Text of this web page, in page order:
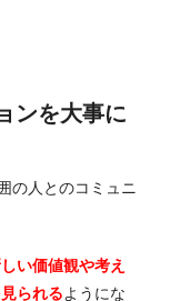
ンを大事に
の人とのコミュニ
い価値観や考え
られるようにな